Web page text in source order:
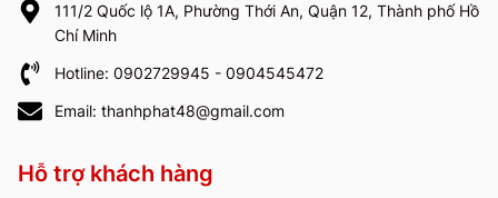
111/2 Quốc lộ 1A, Phường Thới An, Quận 12, Thành phố Hồ
Chí Minh
Hotline: 0902729945 - 0904545472
Email: thanhphat48@gmail.com
Hỗ trợ khách hàng